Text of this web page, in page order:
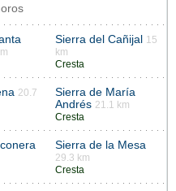
Sierra del Cañijal
15
km
Cresta
20.7
Sierra de María
Andrés 21.1 km
Cresta
Sierra de la Mesa
29.3 km
Cresta